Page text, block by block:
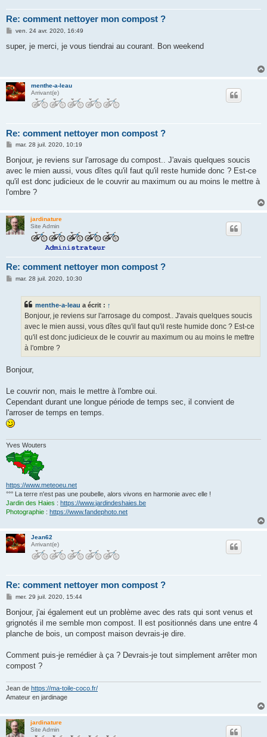
Re: comment nettoyer mon compost ?
M
s
s
ven. 24 avr. 2020, 16:49
super, je merci, je vous tiendrai au courant. Bon weekend
menthe-a-leau
Arrivant(e)
Re: comment nettoyer mon compost ?
M
s
a
g
mar. 28 juil. 2020, 10:19
Bonjour, je reviens sur l'arrosage du compost.. J'avais quelques soucis
avec le mien aussi, vous dîtes qu'il faut qu'il reste humide donc ? Est-ce
qu'il est donc judicieux de le couvrir au maximum ou au moins le mettre à
l'ombre ?
jardinature
Site Admin
Re: comment nettoyer mon compost ?
Mmar. 28 juil. 2020, 10:30
menthe-a-leau a écrit : ↑
Bonjour, je reviens sur l'arrosage du compost.. J'avais quelques soucis
avec le mien aussi, vous dîtes qu'il faut qu'il reste humide donc ? Est-ce
qu'il est donc judicieux de le couvrir au maximum ou au moins le mettre
à l'ombre ?
Bonjour,
Le couvrir non, mais le mettre à l'ombre oui.
Cependant durant une longue période de temps sec, il convient de
l'arroser de temps en temps.
Yves Wouters
https://www.meteoeu.net
°°° La terre n'est pas une poubelle, alors vivons en harmonie avec elle !
Jardin des Haies : https://www.jardindeshaies.be
Photographie : https://www.fandephoto.net
Jean62
Arrivant(e)
Re: comment nettoyer mon compost ?
M
s
a
g
mer. 29 juil. 2020, 15:44
Bonjour, j'ai également eut un problème avec des rats qui sont venus et
grignotés il me semble mon compost. Il est positionnés dans une entre 4
planche de bois, un compost maison devrais-je dire.
Comment puis-je remédier à ça ? Devrais-je tout simplement arrêter mon
compost ?
Jean de https://ma-toile-coco.fr/
Amateur en jardinage
jardinature
Site Admin